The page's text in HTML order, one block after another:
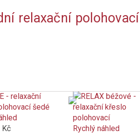
relaxační
Kč
Rychlý náhled